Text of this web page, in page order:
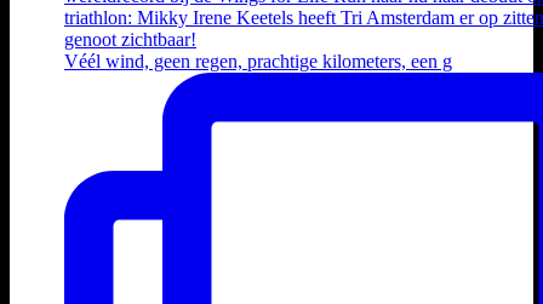
Véél wind, geen regen, prachtige kilometers, een g